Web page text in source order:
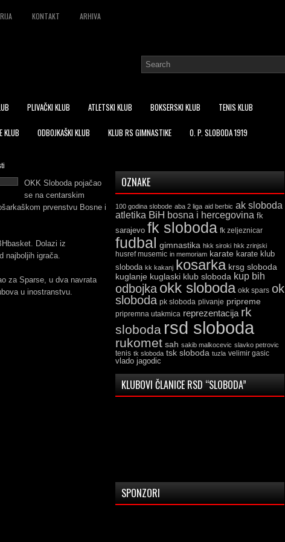
KONTAKT ARHIVA
PLIVAČKI KLUB ATLETSKI KLUB BOKSERSKI KLUB TENIS KLUB
KLUB ODBOJKAŠKI KLUB KLUB RS GIMNASTIKE O. P. SLOBODA 1919
OKK Sloboda pojačao
se na centarskim
prvenstvu Bosne i
Dolazi iz
najboljih igrača.
za Sparse, u dva navrata
u inostranstvu.
OZNAKE
100 godina slobode aba 2 liga aid berbic ak sloboda
atletika BiH bosna i hercegovina fk
sarajevo fk sloboda fk zeljeznicar
fudbal gimnastika hkk siroki hkk zrinjski
husref musemic in memoriam karate karate klub
sloboda kk kakanj kosarka krsg sloboda
kuglanje kuglaski klub sloboda kup bih
odbojka okk sloboda okk spars ok
sloboda pk sloboda plivanje pripreme
pripremna utakmica reprezentacija rk
sloboda rsd sloboda
rukomet sah sakib malkocevic slavko petrovic
tenis tk sloboda tsk sloboda tuzla velimir gasic
vlado jagodic
KLUBOVI ČLANICE RSD “SLOBODA”
SPONZORI